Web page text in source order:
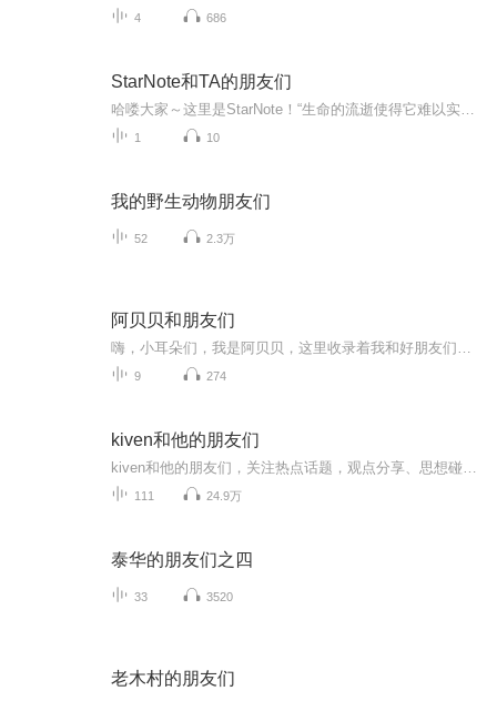
4 686
StarNote和TA的朋友们
1 10
我的野生动物朋友们
52 2.3万
阿贝贝和朋友们
9 274
kiven和他的朋友们
111 24.9万
泰华的朋友们之四
33 3520
老木村的朋友们